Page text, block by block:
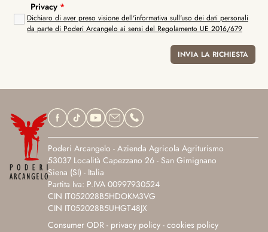
Privacy *
Dichiaro di aver preso visione dell'informativa sull'uso dei dati personali
da parte di Poderi Arcangelo ai sensi del Regolamento UE 2016/679
Poderi Arcangelo - Azienda Agricola Agriturismo
53037 Località Capezzano 26 - San Gimignano
Siena (SI) - Italia
Partita Iva: P.IVA 00997930524
CIN IT052028B5HDOKM3VG
CIN IT052028B5UHGT48JX
Consumer ODR - privacy policy - cookies policy